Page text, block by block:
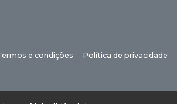
e condições Política de privacidade